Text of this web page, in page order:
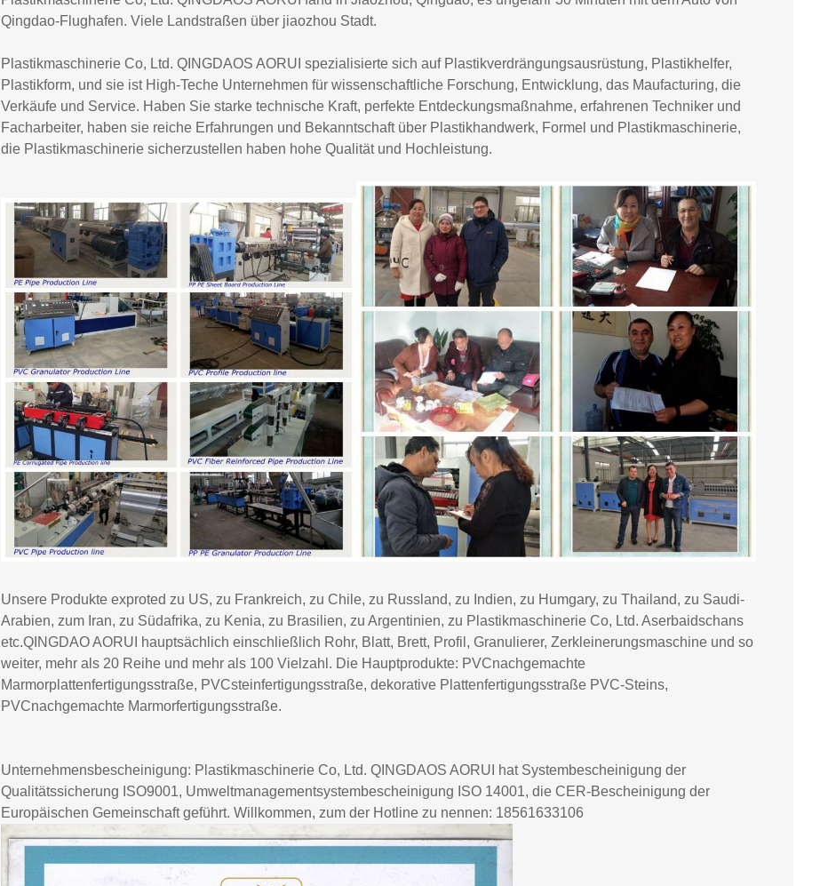
Qingdao-Flughafen. Viele Landstraßen über jiaozhou Stadt.
Plastikmaschinerie Co, Ltd. QINGDAOS AORUI spezialisierte sich auf Plastikverdrängungsausrüstung, Plastikhelfer,
Plastikform, und sie ist High-Teche Unternehmen für wissenschaftliche Forschung, Entwicklung, das Maufacturing, die
Verkäufe und Service. Haben Sie starke technische Kraft, perfekte Entdeckungsmaßnahme, erfahrenen Techniker und
Facharbeiter, haben sie reiche Erfahrungen und Bekanntschaft über Plastikhandwerk, Formel und Plastikmaschinerie,
die Plastikmaschinerie sicherzustellen haben hohe Qualität und Hochleistung.
Unsere Produkte exproted zu US, zu Frankreich, zu Chile, zu Russland, zu Indien, zu Humgary, zu Thailand, zu Saudi-
Arabien, zum Iran, zu Südafrika, zu Kenia, zu Brasilien, zu Argentinien, zu Plastikmaschinerie Co, Ltd. Aserbaidschans
etc.QINGDAO AORUI hauptsächlich einschließlich Rohr, Blatt, Brett, Profil, Granulierer, Zerkleinerungsmaschine und so
weiter, mehr als 20 Reihe und mehr als 100 Vielzahl. Die Hauptprodukte: PVCnachgemachte
Marmorplattenfertigungsstraße, PVCsteinfertigungsstraße, dekorative Plattenfertigungsstraße PVC-Steins,
PVCnachgemachte Marmorfertigungsstraße.
Unternehmensbescheinigung: Plastikmaschinerie Co, Ltd. QINGDAOS AORUI hat Systembescheinigung der
Qualitätssicherung ISO9001, Umweltmanagementsystembescheinigung ISO 14001, die CER-Bescheinigung der
Europäischen Gemeinschaft geführt. Willkommen, zum der Hotline zu nennen: 18561633106